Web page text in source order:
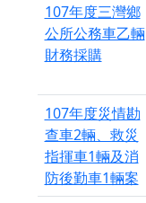
107年度三灣鄉
公所公務車乙輛
財務採購
107年度災情勘
查車2輛、救災
指揮車1輛及消
防後勤車1輛案